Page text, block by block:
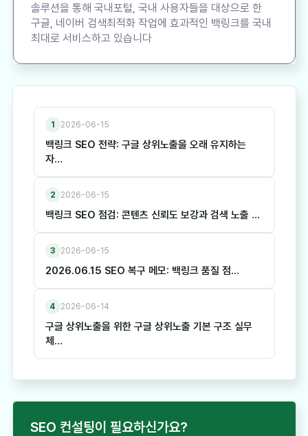
솔루션을 통해 국내포털, 국내 사용자들을 대상으로 한
구글, 네이버 검색최적화 작업에 효과적인 백링크를 국내
최대로 서비스하고 있습니다
1 2026-06-15
백링크 SEO 전략: 구글 상위노출을 오래 유지하는
자…
2 2026-06-15
백링크 SEO 점검: 콘텐츠 신뢰도 보강과 검색 노출 …
3 2026-06-15
2026.06.15 SEO 복구 메모: 백링크 품질 점…
4 2026-06-14
구글 상위노출을 위한 구글 상위노출 기본 구조 실무
체…
SEO 컨설팅이 필요하신가요?